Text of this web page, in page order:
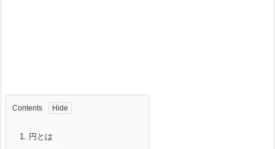
Contents
1. 円とは